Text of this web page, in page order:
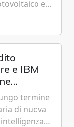
e
in bolletta,
e IBM
termine
di nuova